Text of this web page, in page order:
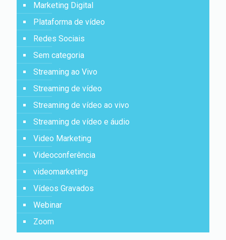
Marketing Digital
Plataforma de vídeo
Redes Sociais
Sem categoria
Streaming ao Vivo
Streaming de vídeo
Streaming de vídeo ao vivo
Streaming de vídeo e áudio
Video Marketing
Videoconferência
videomarketing
Vídeos Gravados
Webinar
Zoom